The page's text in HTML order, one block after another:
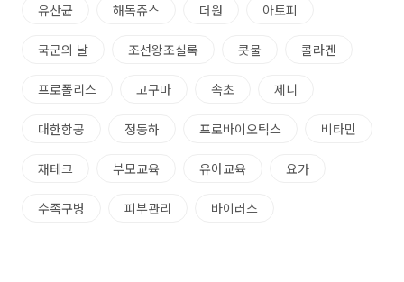
유산균 해독쥬스 더원 아토피
국군의 날 조선왕조실록 콧물 콜라겐
프로폴리스 고구마 속초 제니
대한항공 정동하 프로바이오틱스 비타민
재테크 부모교육 유아교육 요가
수족구병 피부관리 바이러스